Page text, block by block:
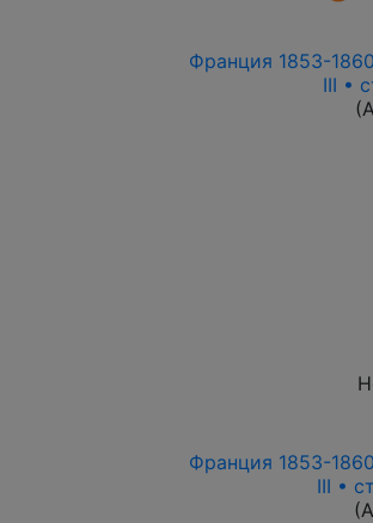
Франция 1853-
III •
Франция 1853-
III •